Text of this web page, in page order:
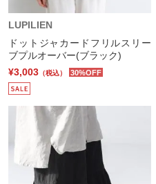
LUPILIEN
ドットジャカードフリルスリー
ブプルオーバー(ブラック)
¥3,003 （税込） 30%OFF